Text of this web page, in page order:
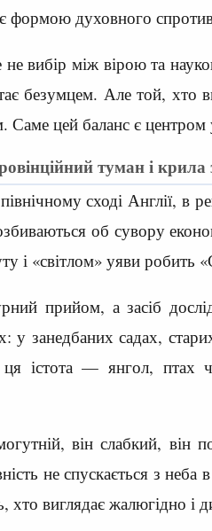
формою духовного
не вибір між вірою та
безумцем. Але той, хто
цей баланс є центром
туман і крила
сході Англії, в
об сувору
і «світлом» уяви робить
прийом, а засіб
занедбаних садах,
істота — янгол,
він слабкий,
не спускається з неба
хто виглядає жалюгідно і